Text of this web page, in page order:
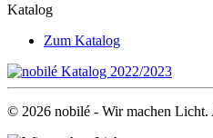
Katalog
Zum Katalog
© 2026 nobilé - Wir machen Licht.